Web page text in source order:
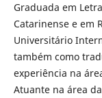
Graduada em
Catarinense e em
Universitário
também como
experiência na
Atuante na área